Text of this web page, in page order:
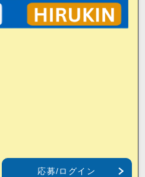
応募/ログイン